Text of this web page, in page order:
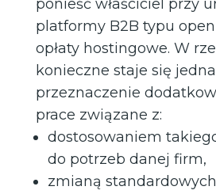
ponieść właściciel przy
platformy B2B typu
opłaty hostingowe. W
konieczne staje się
przeznaczenie
prace związane z:
dostosowaniem
do potrzeb danej firm,
zmianą